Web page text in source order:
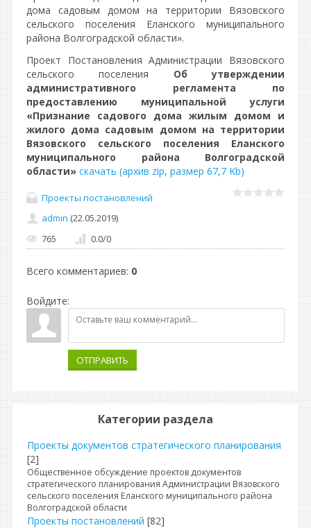
дома садовым домом на территории Вязовского
сельского поселения Еланского муниципального
района Волгоградской области».
Проект Постановления Администрации Вязовского
сельского поселения Об утверждении
административного регламента по
предоставлению муниципальной услуги
«Признание садового дома жилым домом и
жилого дома садовым домом на территории
Вязовского сельского поселения Еланского
муниципального района Волгоградской
области» скачать (архив zip, размер 67,7 Kb)
Проекты постановлений
admin (22.05.2019)
765
0.0/0
Всего комментариев: 0
Войдите:
ОТПРАВИТЬ
Категории раздела
Проекты документов стратегического планирования
[2]
Общественное обсуждение проектов документов
стратегического планирования Администрации Вязовского
сельского поселения Еланского муниципального района
Волгоградской области
Проекты постановлений [82]